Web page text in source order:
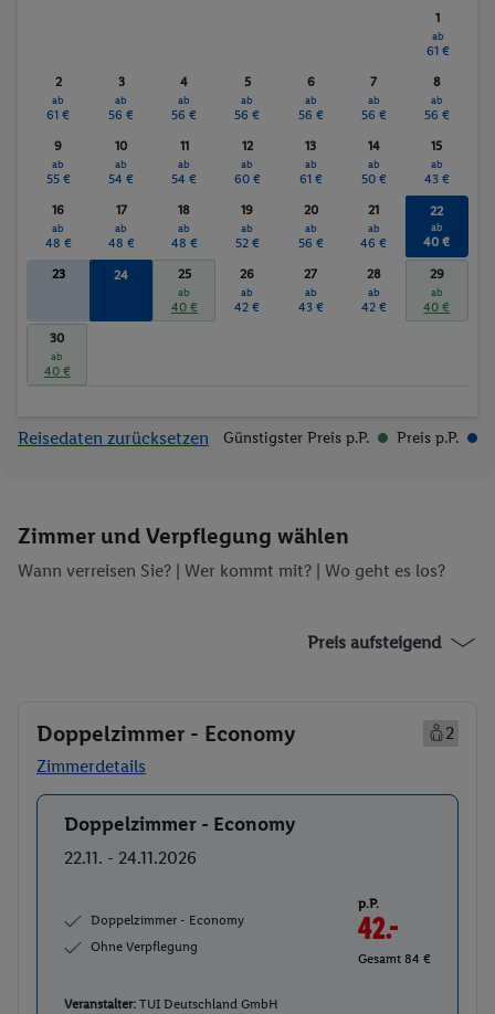
1
ab
61 €
2
ab
61 €
3
ab
56 €
4
ab
56 €
5
ab
56 €
6
ab
56 €
7
ab
56 €
8
ab
56 €
9
ab
55 €
10
ab
54 €
11
ab
54 €
12
ab
60 €
13
ab
61 €
14
ab
50 €
15
ab
43 €
16
ab
48 €
17
ab
48 €
18
ab
48 €
19
ab
52 €
20
ab
56 €
21
ab
46 €
22
ab
40 €
23 24 25
ab
40 €
26
ab
42 €
27
ab
43 €
28
ab
42 €
29
ab
40 €
30
ab
40 €
Reisedaten zurücksetzen Günstigster Preis p.P. Preis p.P.
Zimmer und Verpflegung wählen
Wann verreisen Sie? | Wer kommt mit? | Wo geht es los?
Preis aufsteigend
Doppelzimmer - Economy
2
Zimmerdetails
Buchen
Doppelzimmer - Economy
22.11. - 24.11.2026
Doppelzimmer - Economy
Ohne Verpflegung
p.P.
42.-
Gesamt 84 €
Veranstalter: TUI Deutschland GmbH